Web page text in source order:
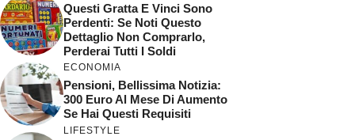
Questi Gratta E Vinci Sono
Perdenti: Se Noti Questo
Dettaglio Non Comprarlo,
Perderai Tutti I Soldi
ECONOMIA
Pensioni, Bellissima Notizia:
300 Euro Al Mese Di Aumento
Se Hai Questi Requisiti
LIFESTYLE